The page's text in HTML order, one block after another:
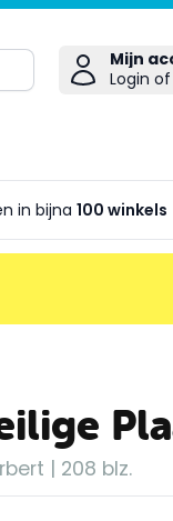
Mijn
Login
in bijna 100 winkels
| 208 blz.